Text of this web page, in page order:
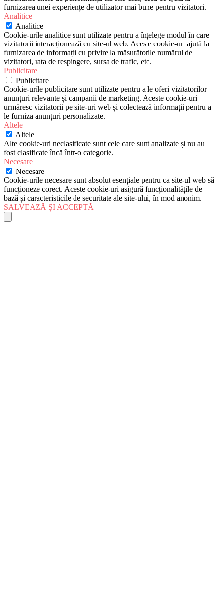
furnizarea unei experiențe de utilizator mai bune pentru vizitatori.
Analitice
Analitice
Cookie-urile analitice sunt utilizate pentru a înțelege modul în care
vizitatorii interacționează cu site-ul web. Aceste cookie-uri ajută la
furnizarea de informații cu privire la măsurătorile numărul de
vizitatori, rata de respingere, sursa de trafic, etc.
Publicitare
Publicitare
Cookie-urile publicitare sunt utilizate pentru a le oferi vizitatorilor
anunțuri relevante și campanii de marketing. Aceste cookie-uri
urmăresc vizitatorii pe site-uri web și colectează informații pentru a
le furniza anunțuri personalizate.
Altele
Altele
Alte cookie-uri neclasificate sunt cele care sunt analizate și nu au
fost clasificate încă într-o categorie.
Necesare
Necesare
Cookie-urile necesare sunt absolut esențiale pentru ca site-ul web să
funcționeze corect. Aceste cookie-uri asigură funcționalitățile de
bază și caracteristicile de securitate ale site-ului, în mod anonim.
SALVEAZĂ ȘI ACCEPTĂ